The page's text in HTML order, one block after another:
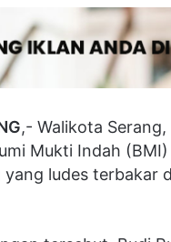
,- Walikota
Mukti Indah
yang ludes terbakar